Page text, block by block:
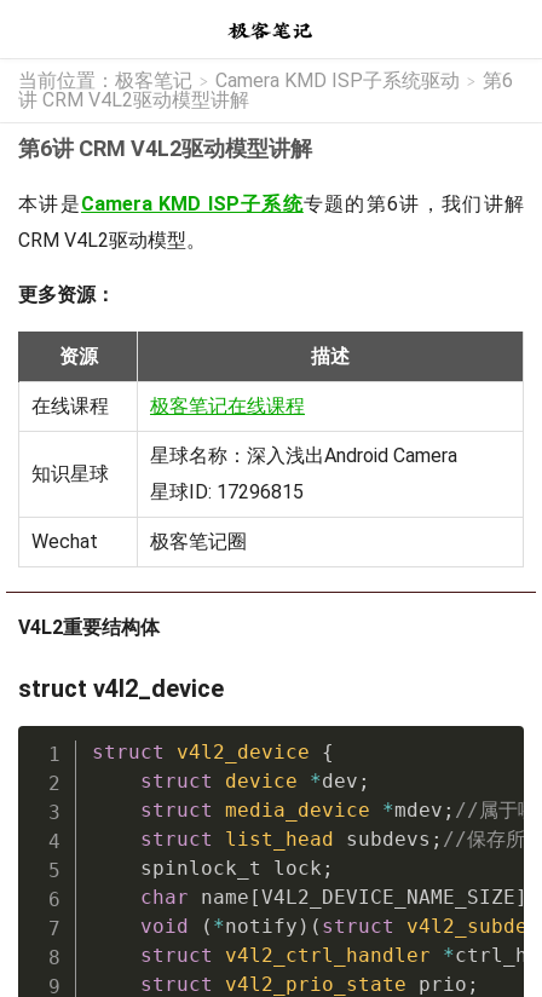
当前位置： 极客笔记 > Camera KMD ISP子系统驱动 > 第6
讲 CRM V4L2驱动模型讲解
第6讲 CRM V4L2驱动模型讲解
本讲是Camera KMD ISP子系统专题的第6讲，我们讲解
CRM V4L2驱动模型。
更多资源：
资源 描述
在线课程 极客笔记在线课程
知识星球
星球名称：深入浅出Android Camera
星球ID: 17296815
Wechat 极客笔记圈
V4L2重要结构体
struct v4l2_device
struct v4l2_device
{
struct
device *dev ;
struct
media_device *mdev ; //属于
struct
list_head subdevs ; //保存所
    spinlock_t lock
;
char name [V4L2_DEVICE_NAME_SIZE]
void
( *notify ) ( struct
v4l2_subdev
struct
v4l2_ctrl_handler *
struct
v4l2_prio_state prio ;